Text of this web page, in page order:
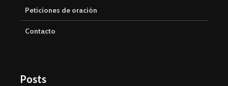
Peticiones de oración
Contacto
Posts